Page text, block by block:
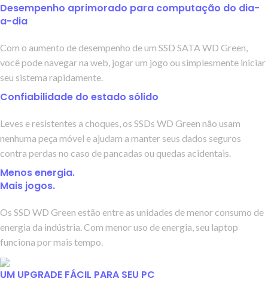
Desempenho aprimorado para computação do dia-
a-dia
Com o aumento de desempenho de um SSD SATA WD Green,
você pode navegar na web, jogar um jogo ou simplesmente iniciar
seu sistema rapidamente.
Confiabilidade do estado sólido
Leves e resistentes a choques, os SSDs WD Green não usam
nenhuma peça móvel e ajudam a manter seus dados seguros
contra perdas no caso de pancadas ou quedas acidentais.
Menos energia.
Mais jogos.
Os SSD WD Green estão entre as unidades de menor consumo de
energia da indústria. Com menor uso de energia, seu laptop
funciona por mais tempo.
UM UPGRADE FÁCIL PARA SEU PC